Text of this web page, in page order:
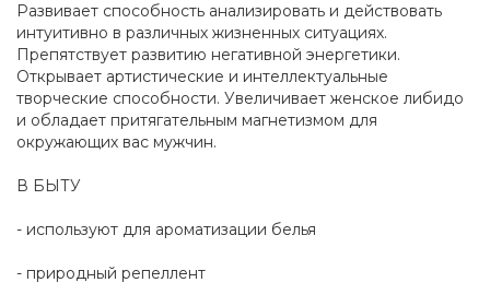
Развивает способность анализировать и действовать
интуитивно в различных жизненных ситуациях.
Препятствует развитию негативной энергетики.
Открывает артистические и интеллектуальные
творческие способности. Увеличивает женское либидо
и обладает притягательным магнетизмом для
окружающих вас мужчин.
В БЫТУ
- используют для ароматизации белья
- природный репеллент